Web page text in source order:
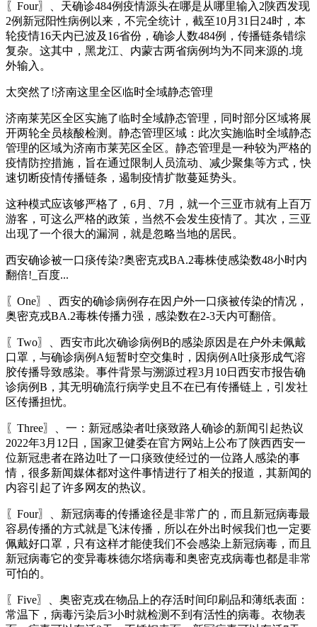
〖Four〗、天确诊484例疫情源头在哪是从哪里输入2陕西发现
2例新冠阳性病例以来，不完全统计，截至10月31日24时，本
轮疫情16天内已波及16省份，确诊人数484例，传播链条错综
复杂。这其中，黑龙江、内蒙古两省病例均为不同来源的.境
外输入。
太突然了!济南这里全区临时全域静态管理
济南莱芜区全区实施了临时全域静态管理，同时部分区域将展
开两轮全员核酸检测。静态管理区域：此次实施临时全域静态
管理的区域为济南市莱芜区全区。静态管理是一种较为严格的
疫情防控措施，旨在通过限制人员流动、减少聚集等方式，快
速切断疫情传播链条，遏制疫情扩散蔓延势头。
这种模式应该够严格了，6月、7月，就一个三亚市就有上百万
游客，可这么严格的政策，当然不会发生疫情了。其次，三亚
出现了一个很大的漏洞，就是忽略当地的居民。
西安确诊被一口痰传染?奥密克戎BA.2毒株使感染数48小时内
翻倍!_百度...
〖One〗、西安的确诊病例存在因户外一口痰被传染的情况，
奥密克戎BA.2毒株传播力强，感染数在2-3天内可翻倍。
〖Two〗、西安市此次确诊病例B的感染原因是在户外未佩戴
口罩，与确诊病例A短暂时空交集时，因病例A吐痰形成气溶
胶传播导致感染。事件背景与溯源过程3月10日西安市报告确
诊病例B，其无明确流行病学史且不在已有传播链上，引发社
区传播担忧。
〖Three〗、一：新冠感染者吐痰致路人确诊的新闻引起热议
2022年3月12日，国家卫健委在官方网站上公布了陕西西安一
位新冠患者在路边吐了一口痰致使经过的一位路人感染的事
情，很多新闻媒体都对这件事情进行了相关的报道，其新闻的
内容引起了许多网友的热议。
〖Four〗、新冠病毒的传播途径是非常广的，而且新冠病毒最
容易传播的方式就是飞沫传播，所以在外出时候我们也一定要
佩戴好口罩，只有这样才能使我们不会感染上新冠病毒，而且
新冠病毒它的变异毒株德尔塔病毒和奥密克戎病毒也都是非常
可怕的。
〖Five〗、奥密克戎在物品上的存活时间印刷品和薄纸表面：
常温下，病毒污染后3小时就检测不到有活性的病毒。衣物表